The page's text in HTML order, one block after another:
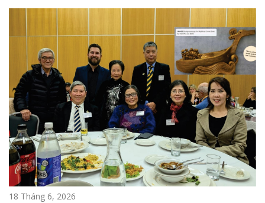
18 Tháng 6, 2026